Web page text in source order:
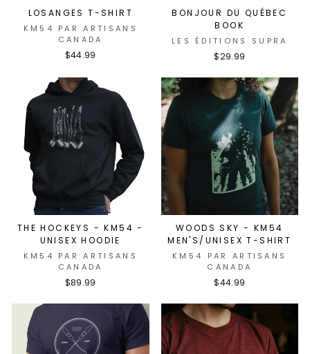
LOSANGES T-SHIRT
KM54 PAR ARTISANS
CANADA
$44.99
BONJOUR DU QUÉBEC
BOOK
LES ÉDITIONS SUPRA
$29.99
THE HOCKEYS - KM54 -
UNISEX HOODIE
KM54 PAR ARTISANS
CANADA
$89.99
WOODS SKY - KM54
MEN'S/UNISEX T-SHIRT
KM54 PAR ARTISANS
CANADA
$44.99